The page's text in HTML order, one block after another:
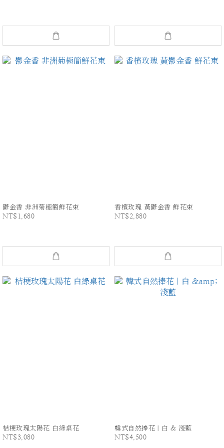
鬱金香 非洲菊極簡鮮花束
NT$1,680
香檳玫瑰 黃鬱金香 鮮花束
NT$2,880
桔梗玫瑰太陽花 白綠桌花
NT$3,080
韓式自然捧花｜白 & 淺藍
NT$4,500